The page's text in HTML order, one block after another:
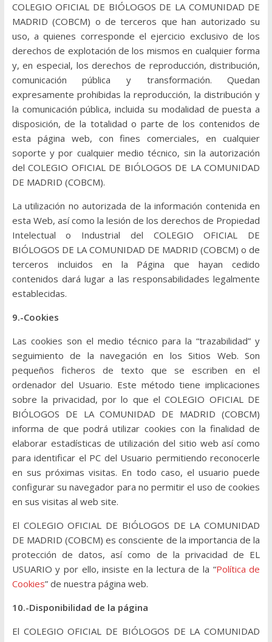
COLEGIO OFICIAL DE BIÓLOGOS DE LA COMUNIDAD DE
MADRID (COBCM) o de terceros que han autorizado su
uso, a quienes corresponde el ejercicio exclusivo de los
derechos de explotación de los mismos en cualquier forma
y, en especial, los derechos de reproducción, distribución,
comunicación pública y transformación. Quedan
expresamente prohibidas la reproducción, la distribución y
la comunicación pública, incluida su modalidad de puesta a
disposición, de la totalidad o parte de los contenidos de
esta página web, con fines comerciales, en cualquier
soporte y por cualquier medio técnico, sin la autorización
del COLEGIO OFICIAL DE BIÓLOGOS DE LA COMUNIDAD
DE MADRID (COBCM).
La utilización no autorizada de la información contenida en
esta Web, así como la lesión de los derechos de Propiedad
Intelectual o Industrial del COLEGIO OFICIAL DE
BIÓLOGOS DE LA COMUNIDAD DE MADRID (COBCM) o de
terceros incluidos en la Página que hayan cedido
contenidos dará lugar a las responsabilidades legalmente
establecidas.
9.-Cookies
Las cookies son el medio técnico para la “trazabilidad” y
seguimiento de la navegación en los Sitios Web. Son
pequeños ficheros de texto que se escriben en el
ordenador del Usuario. Este método tiene implicaciones
sobre la privacidad, por lo que el COLEGIO OFICIAL DE
BIÓLOGOS DE LA COMUNIDAD DE MADRID (COBCM)
informa de que podrá utilizar cookies con la finalidad de
elaborar estadísticas de utilización del sitio web así como
para identificar el PC del Usuario permitiendo reconocerle
en sus próximas visitas. En todo caso, el usuario puede
configurar su navegador para no permitir el uso de cookies
en sus visitas al web site.
El COLEGIO OFICIAL DE BIÓLOGOS DE LA COMUNIDAD
DE MADRID (COBCM) es consciente de la importancia de la
protección de datos, así como de la privacidad de EL
USUARIO y por ello, insiste en la lectura de la “Política de
Cookies” de nuestra página web.
10.-Disponibilidad de la página
El COLEGIO OFICIAL DE BIÓLOGOS DE LA COMUNIDAD